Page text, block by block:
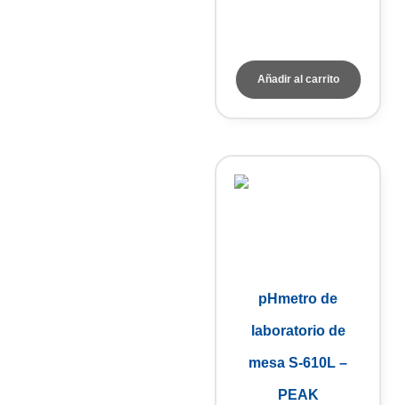
Añadir al carrito
pHmetro de
laboratorio de
mesa S-610L –
PEAK